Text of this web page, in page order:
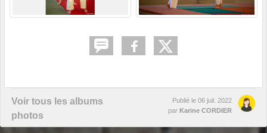
Voir tous les albums
photos
Publié le 06 juil. 2022
par Karine CORDIER